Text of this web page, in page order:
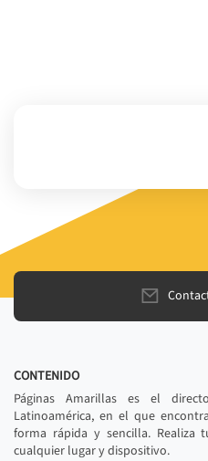
CONTENIDO
Páginas Amarillas es el
Latinoamérica, en el que
forma rápida y sencilla. Realiza
cualquier lugar y dispositivo.